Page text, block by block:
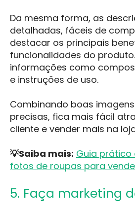
Da mesma forma, as
detalhadas, fáceis de
destacar os principais
funcionalidades do
informações como
e instruções de uso.
Combinando boas
precisas, fica mais fácil
cliente e vender mais na
💡Saiba mais: Guia
fotos de roupas para
5. Faça marketing